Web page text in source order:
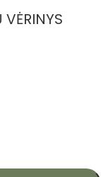
VĖRINYS